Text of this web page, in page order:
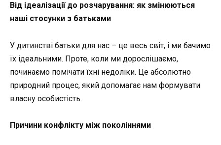
Від ідеалізації до розчарування: як змінюються
наші стосунки з батьками
У дитинстві батьки для нас – це весь світ, і ми бачимо
їх ідеальними. Проте, коли ми дорослішаємо,
починаємо помічати їхні недоліки. Це абсолютно
природний процес, який допомагає нам формувати
власну особистість.
Причини конфлікту між поколіннями